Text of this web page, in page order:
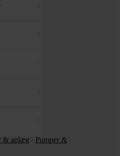
& anlæg
Pumper &